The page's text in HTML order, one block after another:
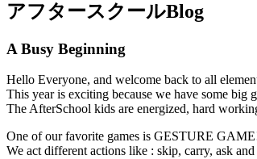
アフタースクールBlog
A Busy Beginning
Hello Everyone, and welcome back to all
This year is exciting because we have some big
The AfterSchool kids are energized, hard
One of our favorite games is GESTURE
We act different actions like : skip, carry, ask